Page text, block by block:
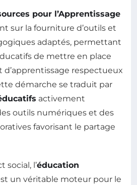
pour l’Apprentissage
sur la fourniture d’outils et
adaptés, permettant
de mettre en place
respectueux
démarche se traduit par
activement
outils numériques et des
favorisant le partage
social, l’éducation
un véritable moteur pour le